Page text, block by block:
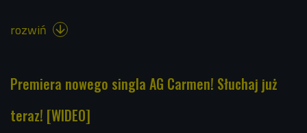
rozwiń 
Premiera nowego singla AG Carmen! Słuchaj już
teraz! [WIDEO]